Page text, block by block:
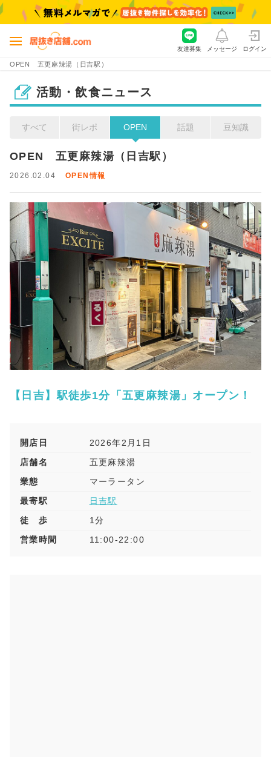
OPEN 五更麻辣湯（日吉駅）
友達募集 メッセージ ログイン
活動・飲食ニュース
すべて 街レポ OPEN 話題 豆知識
OPEN　五更麻辣湯（日吉駅）
2026.02.04 OPEN情報
【日吉】駅徒歩1分「五更麻辣湯」オープン！
開店日
2026年2月1日
店舗名
五更麻辣湯
業態
マーラータン
最寄駅
日吉駅
徒 歩
1分
営業時間
11:00-22:00